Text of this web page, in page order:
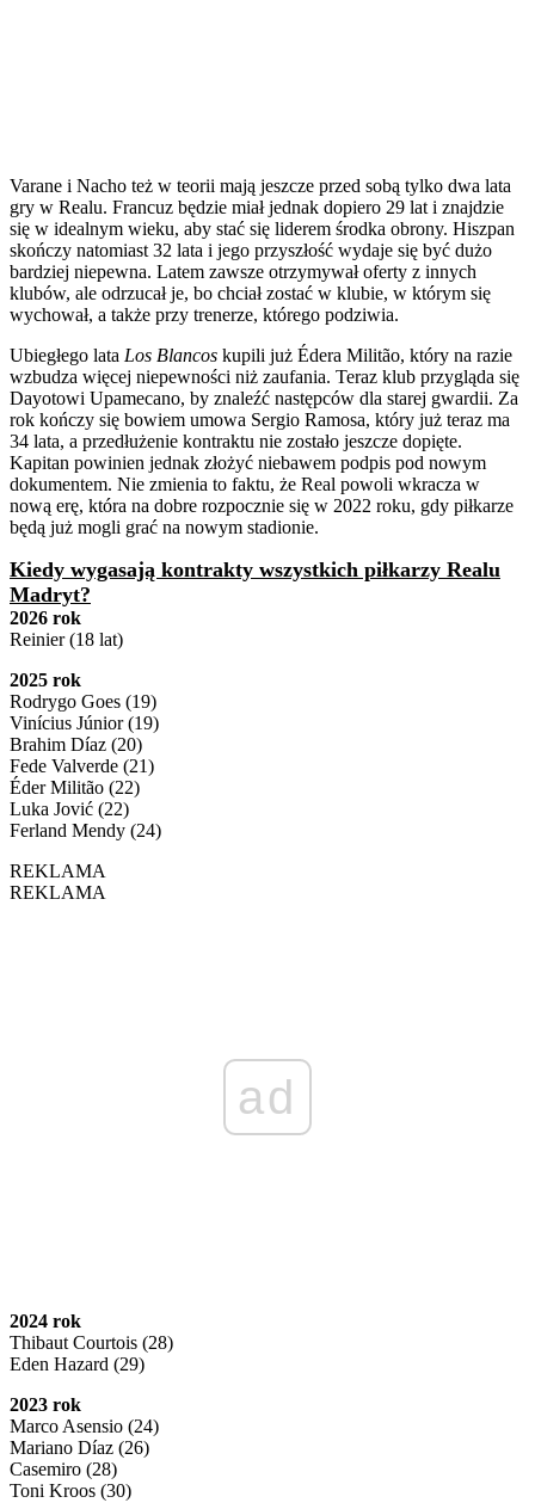
Varane i Nacho też w teorii mają jeszcze przed sobą tylko dwa lata
gry w Realu. Francuz będzie miał jednak dopiero 29 lat i znajdzie
się w idealnym wieku, aby stać się liderem środka obrony. Hiszpan
skończy natomiast 32 lata i jego przyszłość wydaje się być dużo
bardziej niepewna. Latem zawsze otrzymywał oferty z innych
klubów, ale odrzucał je, bo chciał zostać w klubie, w którym się
wychował, a także przy trenerze, którego podziwia.
Ubiegłego lata Los Blancos kupili już Édera Militão, który na razie
wzbudza więcej niepewności niż zaufania. Teraz klub przygląda się
Dayotowi Upamecano, by znaleźć następców dla starej gwardii. Za
rok kończy się bowiem umowa Sergio Ramosa, który już teraz ma
34 lata, a przedłużenie kontraktu nie zostało jeszcze dopięte.
Kapitan powinien jednak złożyć niebawem podpis pod nowym
dokumentem. Nie zmienia to faktu, że Real powoli wkracza w
nową erę, która na dobre rozpocznie się w 2022 roku, gdy piłkarze
będą już mogli grać na nowym stadionie.
Kiedy wygasają kontrakty wszystkich piłkarzy Realu
Madryt?
2026 rok
Reinier (18 lat)
2025 rok
Rodrygo Goes (19)
Vinícius Júnior (19)
Brahim Díaz (20)
Fede Valverde (21)
Éder Militão (22)
Luka Jović (22)
Ferland Mendy (24)
REKLAMA
REKLAMA
ad
2024 rok
Thibaut Courtois (28)
Eden Hazard (29)
2023 rok
Marco Asensio (24)
Mariano Díaz (26)
Casemiro (28)
Toni Kroos (30)